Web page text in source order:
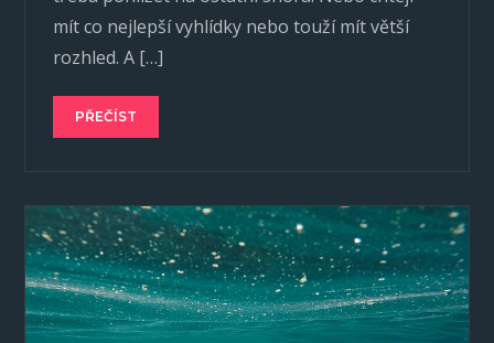
mít co nejlepší vyhlídky nebo touží mít větší
rozhled. A […]
PŘEČÍST